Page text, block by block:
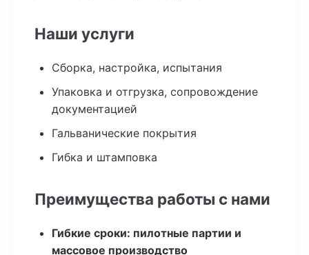
Наши услуги
Сборка, настройка, испытания
Упаковка и отгрузка, сопровождение
документацией
Гальванические покрытия
Гибка и штамповка
Преимущества работы с нами
Гибкие сроки: пилотные партии и
массовое производство